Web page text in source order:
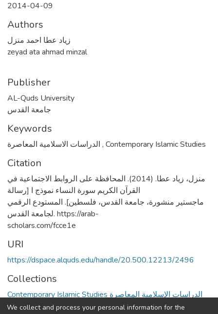
2014-04-09
Authors
زياد عطا احمد منزل
zeyad ata ahmad minzal
Publisher
AL-Quds University
جامعة القدس
Keywords
, Contemporary Islamic Studies
Citation
منزل، زياد عطا. (2014). المحافظة على الروابط الاجتماعية في
القرآن الكريم سورة النساء نموذج ا [رسالة
ماجستير منشورة، جامعة القدس، فلسطين]. المستودع الرقمي
لجامعة القدس. https://arab-
scholars.com/fcce1e
URI
https://dspace.alquds.edu/handle/20.500.12213/2496
Collections
Contemporary Islamic Studies الدراسات الإسلامية المعاصرة
We collect and process your personal information for the